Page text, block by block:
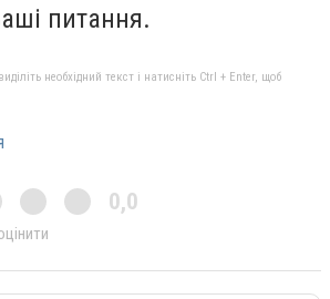
питання.
необхідний текст і натисніть Ctrl + Enter, щоб
0,0